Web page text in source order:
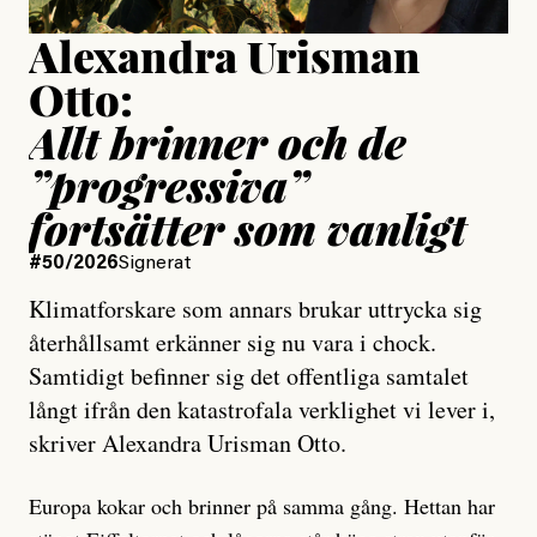
Alexandra Urisman
Otto:
Allt brinner och de
”progressiva”
fortsätter som vanligt
#50/2026Signerat
Klimatforskare som annars brukar uttrycka sig
återhållsamt erkänner sig nu vara i chock.
Samtidigt befinner sig det offentliga samtalet
långt ifrån den katastrofala verklighet vi lever i,
skriver Alexandra Urisman Otto.
Europa kokar och brinner på samma gång. Hettan har